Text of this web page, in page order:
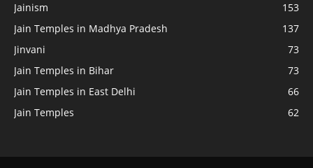
Jainism
153
Jain Temples in Madhya Pradesh
137
Jinvani
73
Jain Temples in Bihar
73
Jain Temples in East Delhi
66
Jain Temples
62